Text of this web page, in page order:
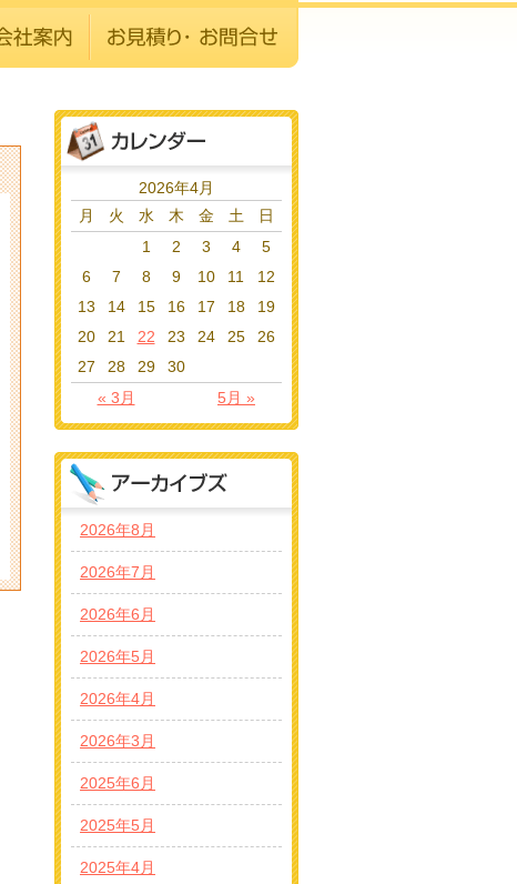
2026年4月
月
火 水 木 金 土 日
« 3月 5月 »
1 2 3 4
5
6
7 8 9 10 11
12
13
14 15 16 17 18
19
20
21 22 23 24 25
26
27
28 29 30
2026年8月
2026年7月
2026年6月
2026年5月
2026年4月
2026年3月
2025年6月
2025年5月
2025年4月